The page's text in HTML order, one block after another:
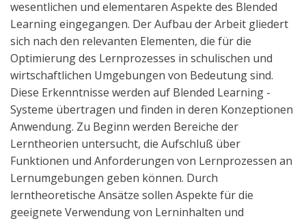
wesentlichen und elementaren Aspekte des Blended
Learning eingegangen. Der Aufbau der Arbeit gliedert
sich nach den relevanten Elementen, die für die
Optimierung des Lernprozesses in schulischen und
wirtschaftlichen Umgebungen von Bedeutung sind.
Diese Erkenntnisse werden auf Blended Learning -
Systeme übertragen und finden in deren Konzeptionen
Anwendung. Zu Beginn werden Bereiche der
Lerntheorien untersucht, die Aufschluß über
Funktionen und Anforderungen von Lernprozessen an
Lernumgebungen geben können. Durch
lerntheoretische Ansätze sollen Aspekte für die
geeignete Verwendung von Lerninhalten und